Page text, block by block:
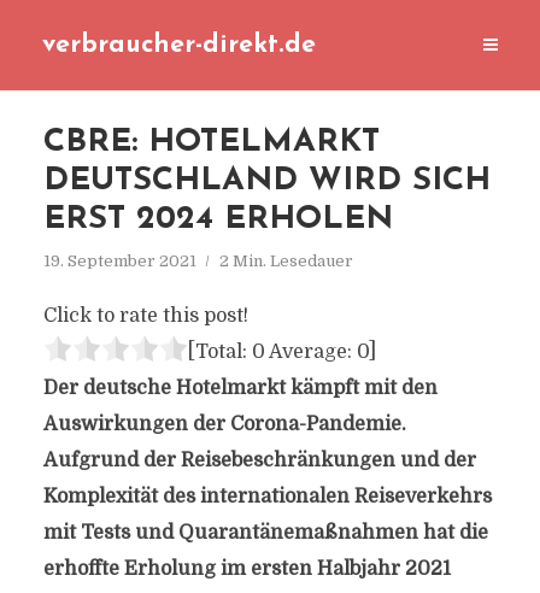
verbraucher-direkt.de
CBRE: HOTELMARKT
DEUTSCHLAND WIRD SICH
ERST 2024 ERHOLEN
19. September 2021 2 Min. Lesedauer
Click to rate this post!
[Total: 0 Average: 0]
Der deutsche Hotelmarkt kämpft mit den
Auswirkungen der Corona-Pandemie.
Aufgrund der Reisebeschränkungen und der
Komplexität des internationalen Reiseverkehrs
mit Tests und Quarantänemaßnahmen hat die
erhoffte Erholung im ersten Halbjahr 2021